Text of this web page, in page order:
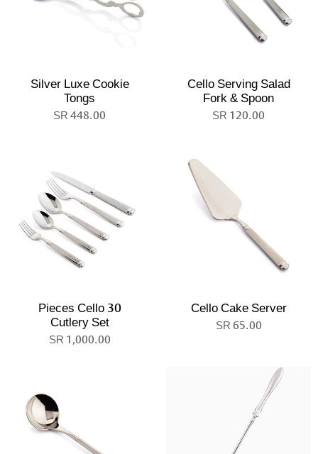
Cello Serving Salad
Fork & Spoon
120.00 SR
Silver Luxe Cookie
Tongs
448.00 SR
Cello Cake Server
65.00 SR
30 Pieces Cello
Cutlery Set
1,000.00 SR